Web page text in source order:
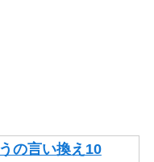
で使える類語も
の言い換え10